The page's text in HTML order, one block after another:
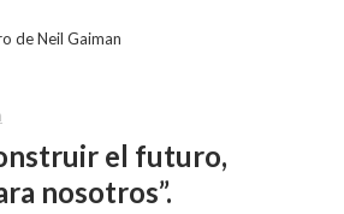
de Neil Gaiman
el futuro,
nosotros”.